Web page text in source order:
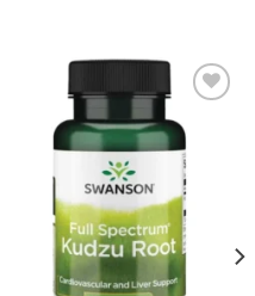
Kívánságlistához
adás